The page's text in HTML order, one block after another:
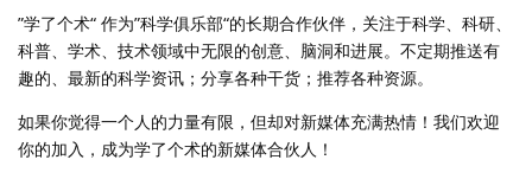
”学了个术“ 作为”科学俱乐部“的长期合作伙伴，关注于科学、科研、
科普、学术、技术领域中无限的创意、脑洞和进展。不定期推送有
趣的、最新的科学资讯；分享各种干货；推荐各种资源。
如果你觉得一个人的力量有限，但却对新媒体充满热情！我们欢迎
你的加入，成为学了个术的新媒体合伙人！